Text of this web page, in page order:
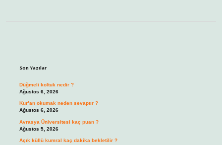
Son Yazılar
Düğmeli koltuk nedir ?
Ağustos 6, 2026
Kur’an okumak neden sevaptır ?
Ağustos 6, 2026
Avrasya Üniversitesi kaç puan ?
Ağustos 5, 2026
Açık küllü kumral kaç dakika bekletilir ?